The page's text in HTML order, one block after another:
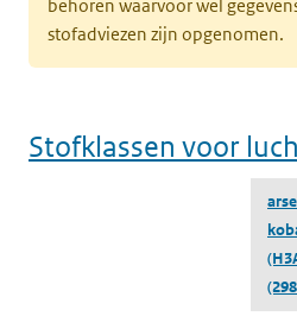
behoren waarvoor wel
stofadviezen zijn opgenomen.
Stofklassen voor